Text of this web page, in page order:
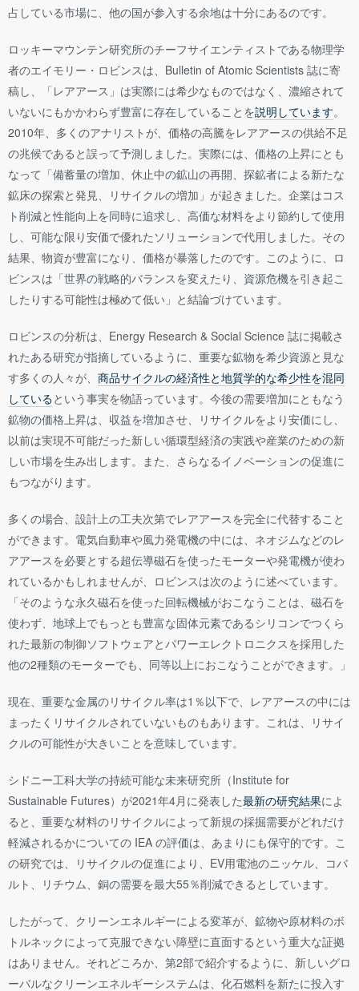
占している市場に、他の国が参入する余地は十分にあるのです。
ロッキーマウンテン研究所のチーフサイエンティストである物理学
者のエイモリー・ロビンスは、Bulletin of Atomic Scientists 誌に寄
稿し、「レアアース」は実際には希少なものではなく、濃縮されて
いないにもかかわらず豊富に存在していることを説明しています。
2010年、多くのアナリストが、価格の高騰をレアアースの供給不足
の兆候であると誤って予測しました。実際には、価格の上昇にとも
なって「備蓄量の増加、休止中の鉱山の再開、探鉱者による新たな
鉱床の探索と発見、リサイクルの増加」が起きました。企業はコス
ト削減と性能向上を同時に追求し、高価な材料をより節約して使用
し、可能な限り安価で優れたソリューションで代用しました。その
結果、物資が豊富になり、価格が暴落したのです。このように、ロ
ビンスは「世界の戦略的バランスを変えたり、資源危機を引き起こ
したりする可能性は極めて低い」と結論づけています。
ロビンスの分析は、Energy Research & Social Science 誌に掲載さ
れたある研究が指摘しているように、重要な鉱物を希少資源と見な
す多くの人々が、 商品サイクルの経済性と地質学的な希少性を混同
しているという事実を物語っています。今後の需要増加にともなう
鉱物の価格上昇は、収益を増加させ、リサイクルをより安価にし、
以前は実現不可能だった新しい循環型経済の実践や産業のための新
しい市場を生み出します。また、さらなるイノベーションの促進に
もつながります。
多くの場合、設計上の工夫次第でレアアースを完全に代替すること
ができます。電気自動車や風力発電機の中には、ネオジムなどのレ
アアースを必要とする超伝導磁石を使ったモーターや発電機が使わ
れているかもしれませんが、ロビンスは次のように述べています。
「そのような永久磁石を使った回転機械がおこなうことは、磁石を
使わず、地球上でもっとも豊富な固体元素であるシリコンでつくら
れた最新の制御ソフトウェアとパワーエレクトロニクスを採用した
他の2種類のモーターでも、同等以上におこなうことができます。」
現在、重要な金属のリサイクル率は1％以下で、レアアースの中には
まったくリサイクルされていないものもあります。これは、リサイ
クルの可能性が大きいことを意味しています。
シドニー工科大学の持続可能な未来研究所（Institute for
Sustainable Futures）が2021年4月に発表した最新の研究結果によ
ると、重要な材料のリサイクルによって新規の採掘需要がどれだけ
軽減されるかについての IEA の評価は、あまりにも保守的です。こ
の研究では、リサイクルの促進により、EV用電池のニッケル、コバ
ルト、リチウム、銅の需要を最大55％削減できるとしています。
したがって、クリーンエネルギーによる変革が、鉱物や原材料のボ
トルネックによって克服できない障壁に直面するという重大な証拠
はありません。それどころか、第2部で紹介するように、新しいグロ
ーバルなクリーンエネルギーシステムは、化石燃料を新たに投入す